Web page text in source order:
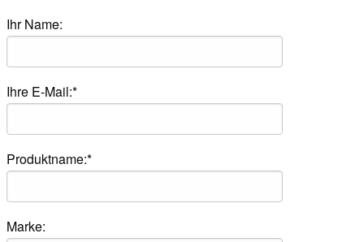
Ihr Name:
Ihre E-Mail:*
Produktname:*
Marke: